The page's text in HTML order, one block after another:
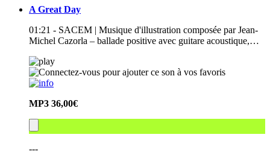
A Great Day
01:21 - SACEM | Musique d'illustration composée par Jean-
Michel Cazorla – ballade positive avec guitare acoustique,…
MP3 36,00€
---